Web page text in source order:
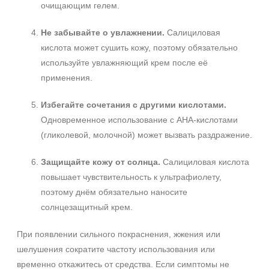
очищающим гелем.
Не забывайте о увлажнении. Салициловая
кислота может сушить кожу, поэтому обязательно
используйте увлажняющий крем после её
применения.
Избегайте сочетания с другими кислотами.
Одновременное использование с AHA‑кислотами
(гликолевой, молочной) может вызвать раздражение.
Защищайте кожу от солнца. Салициловая кислота
повышает чувствительность к ультрафиолету,
поэтому днём обязательно наносите
солнцезащитный крем.
При появлении сильного покраснения, жжения или
шелушения сократите частоту использования или
временно откажитесь от средства. Если симптомы не